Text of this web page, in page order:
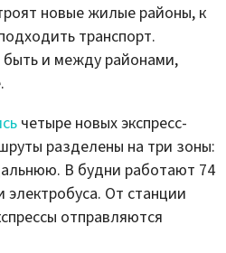
новые жилые районы, к
транспорт.
и между районами,
четыре новых экспресс-
разделены на три зоны:
В будни работают 74
электробуса. От станции
отправляются